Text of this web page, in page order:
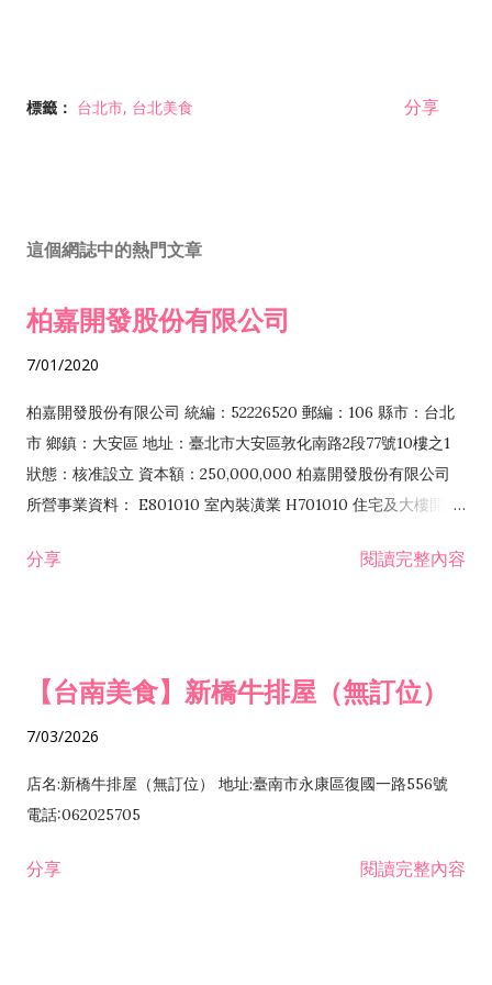
標籤： 台北市 台北美食 分享
這個網誌中的熱門文章
柏嘉開發股份有限公司
7/01/2020
柏嘉開發股份有限公司 統編：52226520 郵編：106 縣市：台北
市 鄉鎮：大安區 地址：臺北市大安區敦化南路2段77號10樓之1
狀態：核准設立 資本額：250,000,000 柏嘉開發股份有限公司
所營事業資料： E801010 室內裝潢業 H701010 住宅及大樓開發
發業 H703090 不動產買賣業 H703100 不動產租賃業 I503010
分享 閱讀完整內容
【台南美食】新橋牛排屋（無訂位）
7/03/2026
店名:新橋牛排屋（無訂位） 地址:臺南市永康區復國一路556號
電話:062025705
分享 閱讀完整內容